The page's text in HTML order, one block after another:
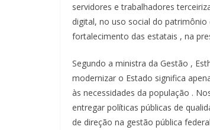
servidores etrabalhadores
digital, no uso social do patrimônio
fortalecimento das estatais , na
Segundo a ministra da Gestão ,
modernizar o Estado significa
às necessidades da população .
entregar políticas públicas de
de direção na gestão pública